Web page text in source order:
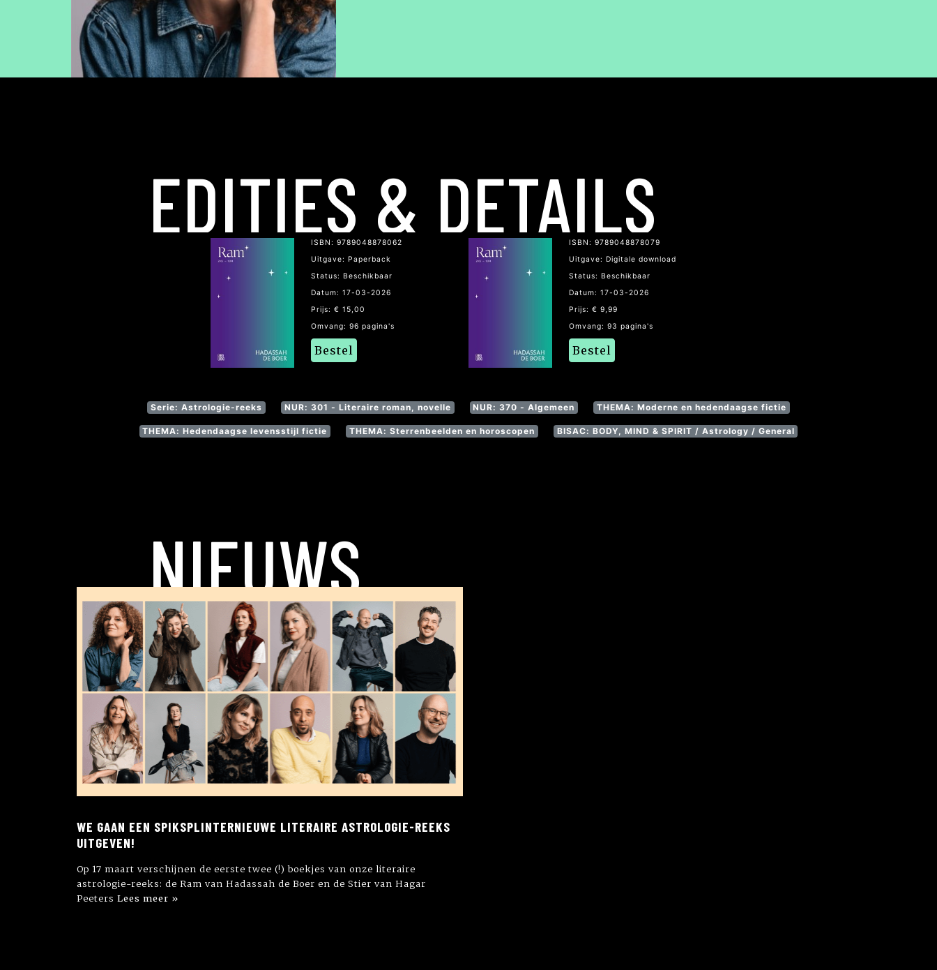
EDITIES & DETAILS
ISBN: 9789048878062
Uitgave: Paperback
Status: Beschikbaar
Datum: 17-03-2026
Prijs: € 15,00
Omvang: 96 pagina's
Bestel
ISBN: 9789048878079
Uitgave: Digitale download
Status: Beschikbaar
Datum: 17-03-2026
Prijs: € 9,99
Omvang: 93 pagina's
Bestel
Serie: Astrologie-reeks NUR: 301 - Literaire roman, novelle NUR: 370 - Algemeen THEMA: Moderne en hedendaagse fictie
THEMA: Hedendaagse levensstijl fictie THEMA: Sterrenbeelden en horoscopen BISAC: BODY, MIND & SPIRIT / Astrology / General
NIEUWS
WE GAAN EEN SPIKSPLINTERNIEUWE LITERAIRE ASTROLOGIE-REEKS
UITGEVEN!⁠
Op 17 maart verschijnen de eerste twee (!) boekjes van onze literaire
astrologie-reeks: de Ram van Hadassah de Boer en de Stier van Hagar
Peeters Lees meer »